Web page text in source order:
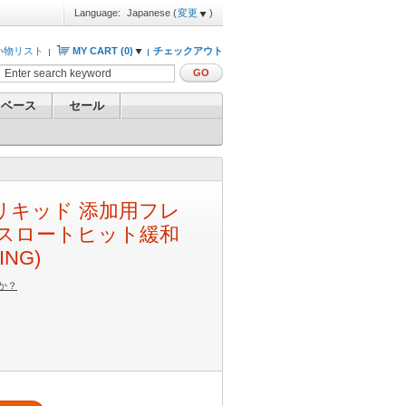
Language: Japanese (変更 )
チェックアウト
MY CART (0)
物リスト
GO
ース セール
キッド 添加用フレ
ロートヒット緩和
？